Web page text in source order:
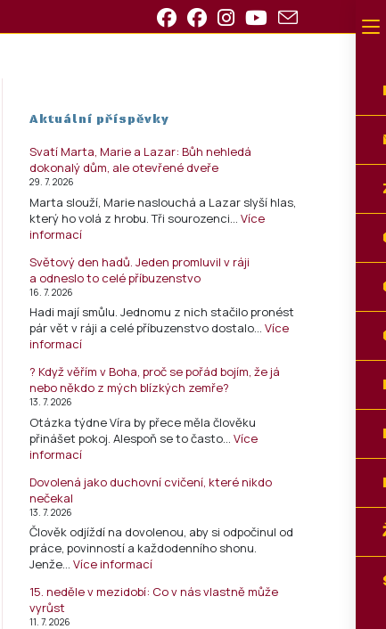
Aktuální příspěvky
Svatí Marta, Marie a Lazar: Bůh nehledá
dokonalý dům, ale otevřené dveře
29. 7. 2026
Marta slouží, Marie naslouchá a Lazar slyší hlas,
který ho volá z hrobu. Tři sourozenci…Více
informací
Světový den hadů. Jeden promluvil v ráji
a odneslo to celé příbuzenstvo
16. 7. 2026
Hadi mají smůlu. Jednomu z nich stačilo pronést
pár vět v ráji a celé příbuzenstvo dostalo…Více
informací
? Když věřím v Boha, proč se pořád bojím, že já
nebo někdo z mých blízkých zemře?
13. 7. 2026
Otázka týdne Víra by přece měla člověku
přinášet pokoj. Alespoň se to často…Více
informací
Dovolená jako duchovní cvičení, které nikdo
nečekal
13. 7. 2026
Člověk odjíždí na dovolenou, aby si odpočinul od
práce, povinností a každodenního shonu.
Jenže…Více informací
15. neděle v mezidobí: Co v nás vlastně může
vyrůst
11. 7. 2026